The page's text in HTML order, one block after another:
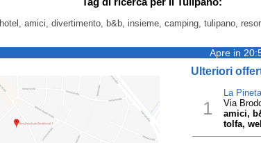
hotel, amici, divertimento, b&b, insieme, camping, tulipano,
Apre in
Ulteriori
1
La
Via
amici,
tolfa,